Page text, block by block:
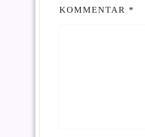
KOMMENTAR *